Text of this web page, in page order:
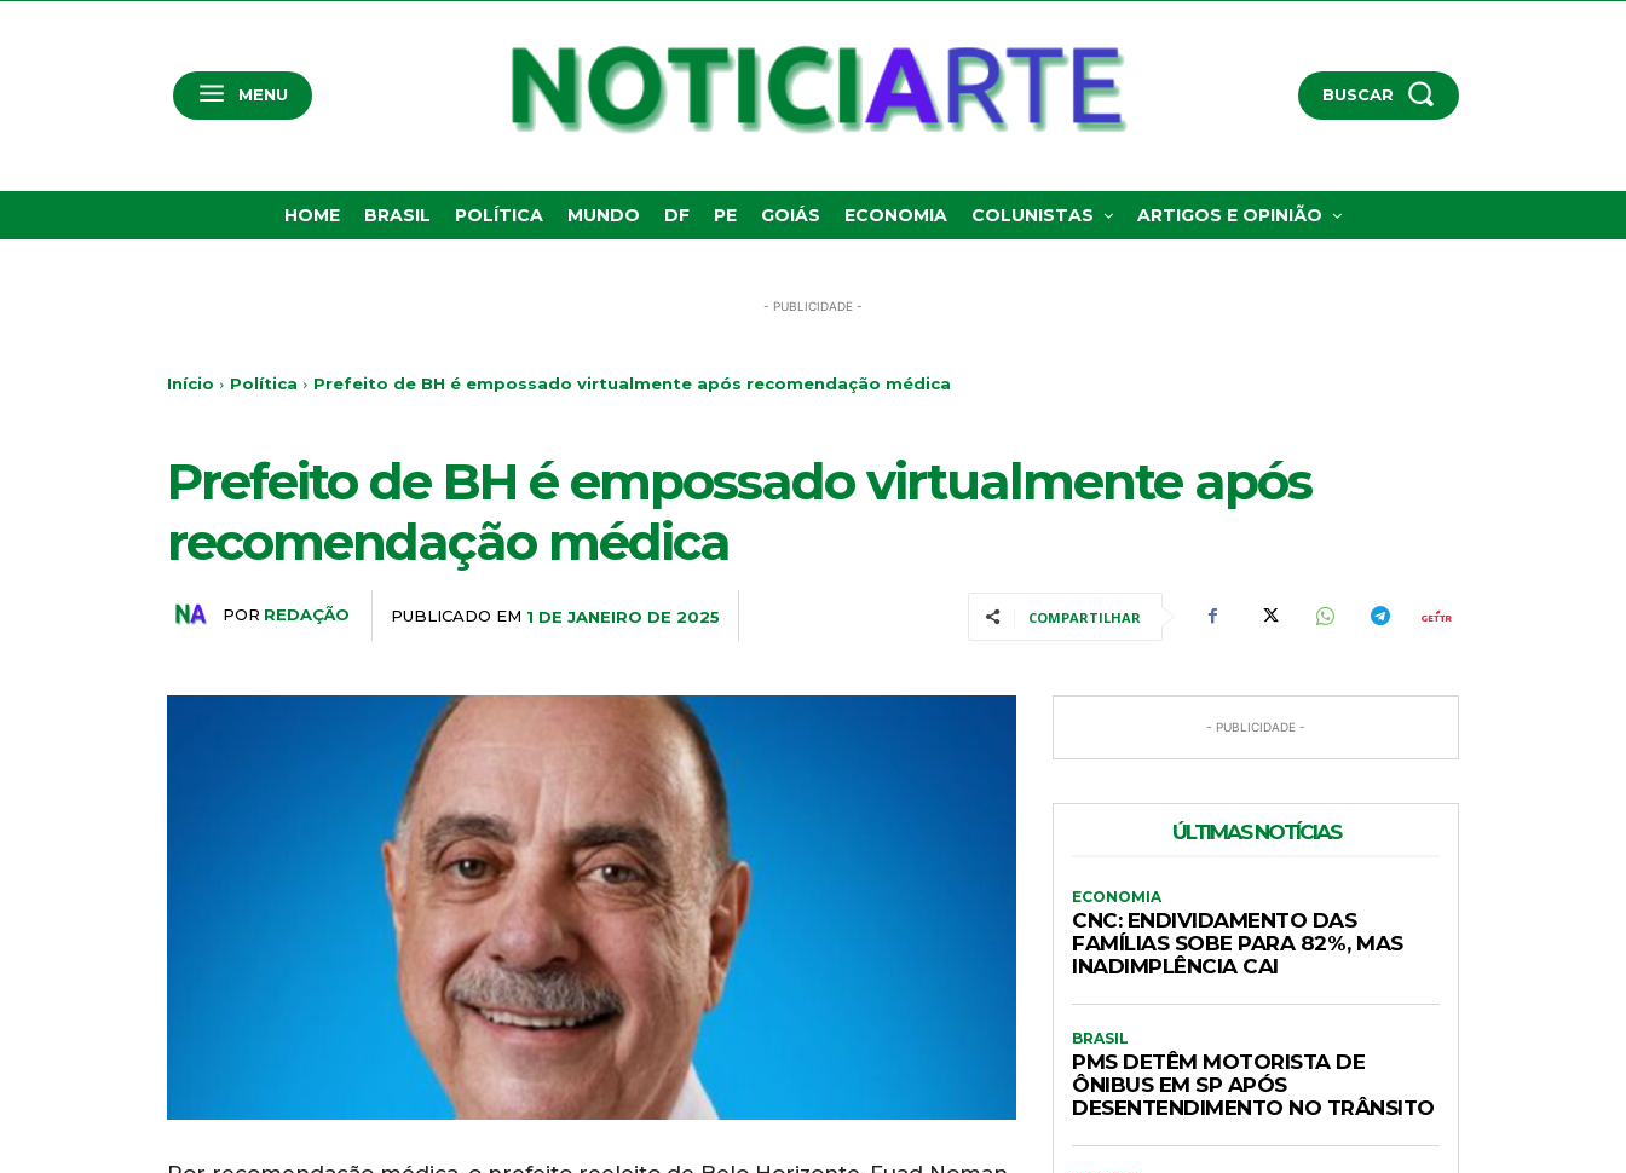
MENU BUSCAR
HOME BRASIL POLÍTICA MUNDO DF PE GOIÁS ECONOMIA COLUNISTAS ARTIGOS E OPINIÃO
- PUBLICIDADE -
Início Política Prefeito de BH é empossado virtualmente após recomendação médica
Prefeito de BH é empossado virtualmente após
recomendação médica
POR REDAÇÃO PUBLICADO EM 1 DE JANEIRO DE 2025 COMPARTILHAR
- PUBLICIDADE -
ÚLTIMAS NOTÍCIAS
ECONOMIA
CNC: ENDIVIDAMENTO DAS
FAMÍLIAS SOBE PARA 82%, MAS
INADIMPLÊNCIA CAI
BRASIL
PMS DETÊM MOTORISTA DE
ÔNIBUS EM SP APÓS
DESENTENDIMENTO NO TRÂNSITO